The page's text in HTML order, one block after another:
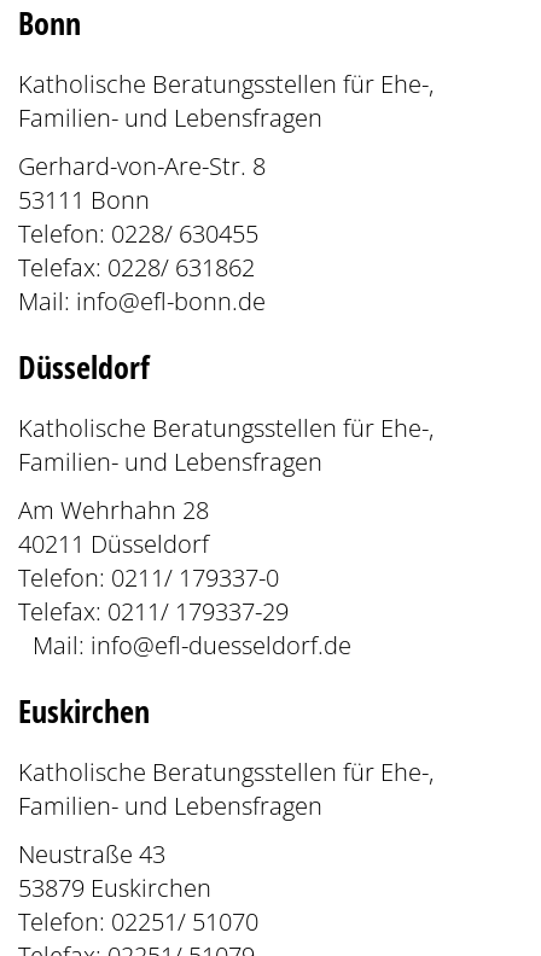
Bonn
Katholische Beratungsstellen für Ehe-,
Familien- und Lebensfragen
Gerhard-von-Are-Str. 8
53111 Bonn
Telefon: 0228/ 630455
Telefax: 0228/ 631862
Mail: info@efl-bonn.de
Düsseldorf
Katholische Beratungsstellen für Ehe-,
Familien- und Lebensfragen
Am Wehrhahn 28
40211 Düsseldorf
Telefon: 0211/ 179337-0
Telefax: 0211/ 179337-29
Mail: info@efl-duesseldorf.de
Euskirchen
Katholische Beratungsstellen für Ehe-,
Familien- und Lebensfragen
Neustraße 43
53879 Euskirchen
Telefon: 02251/ 51070